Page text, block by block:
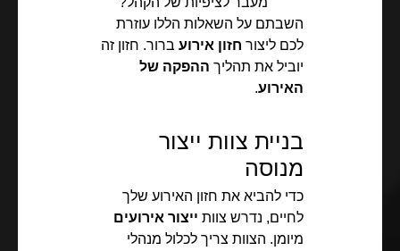
השבתם על השאלות הללו עוזרת
לכם ליצור חזון אירוע ברור. חזון זה
יוביל את תהליך ההפקה של
האירוע.
בניית צוות ייצור
מנוסה
כדי להביא את חזון האירוע שלך
לחיים, נדרש צוות ייצור אירועים
מיומן. הצוות צריך לכלול מנהלי